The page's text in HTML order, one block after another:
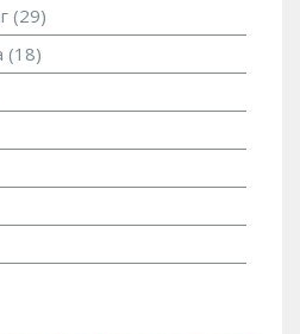
(29)
(18)